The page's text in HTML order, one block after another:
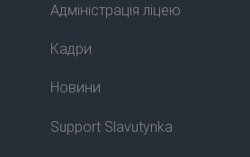
Адміністрація ліцею
Кадри
Новини
Support Slavutynka